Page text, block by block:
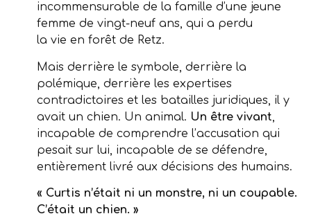
incommensurable de la famille d’une jeune
femme de vingt-neuf ans, qui a perdu
la vie en forêt de Retz.
Mais derrière le symbole, derrière la
polémique, derrière les expertises
contradictoires et les batailles juridiques, il y
avait un chien. Un animal. Un être vivant
incapable de comprendre l’accusation qui
pesait sur lui, incapable de se défendre,
entièrement livré aux décisions des humains.
« Curtis n’était ni un monstre, ni un coupable.
C’était un chien. »